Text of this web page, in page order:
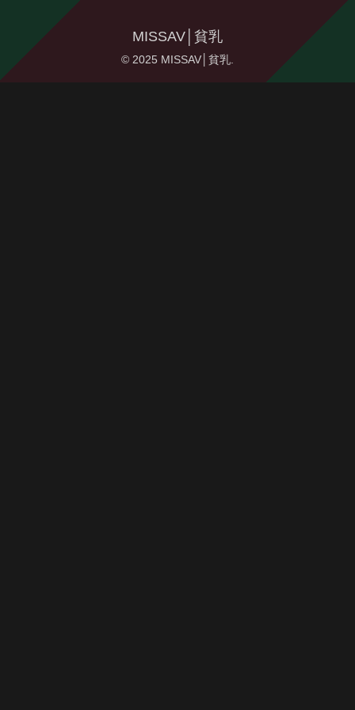
MISSAV│貧乳
© 2025 MISSAV│貧乳.